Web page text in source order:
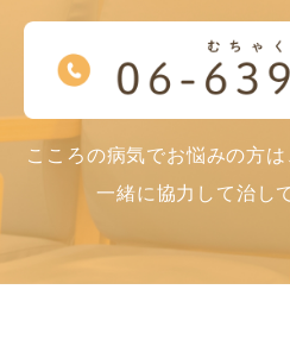
こころの病気でお悩みの方は
一緒に協力して治し